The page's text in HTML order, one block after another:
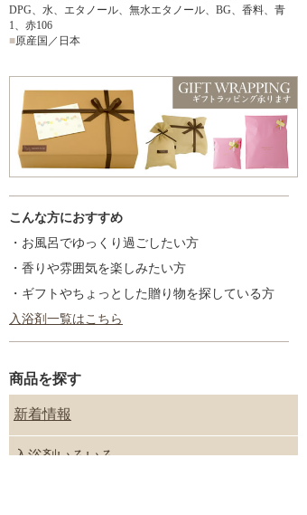
DPG、水、エタノール、無水エタノール、BG、香料、青
1、赤106
■原産国／日本
こんな方におすすめ
・お風呂でゆっくり過ごしたい方
・香りや雰囲気を楽しみたい方
・ギフトやちょっとした贈り物を探している方
入浴剤一覧はこちら
商品を探す
新着情報
入浴剤いろいろ